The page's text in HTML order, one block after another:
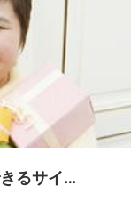
るサイ…